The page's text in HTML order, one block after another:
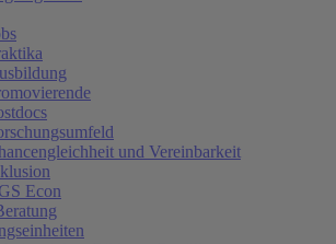
und Vereinbarkeit
Econ